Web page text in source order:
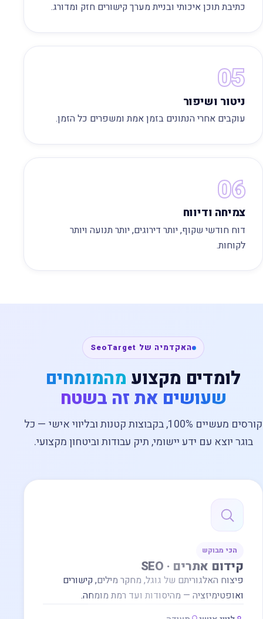
כתיבת תוכן איכותי ובניית מערך קישורים חזק ומדורג.
05
ניטור ושיפור
עוקבים אחרי הנתונים בזמן אמת ומשפרים כל הזמן.
06
צמיחה ודיווח
דוח חודשי שקוף, יותר דירוגים, יותר תנועה ויותר
לקוחות.
האקדמיה של SeoTarget
לומדים מקצוע מהמומחים
שעושים את זה בשטח
קורסים מעשיים 100%, בקבוצות קטנות ובליווי אישי — כל
בוגר יוצא עם ידע יישומי, תיק עבודות וביטחון מקצועי.
הכי מבוקש
קידום אתרים · SEO
פיצוח האלגוריתם של גוגל, מחקר מילים, קישורים
ואופטימיזציה — מהיסודות ועד רמת מומחה.